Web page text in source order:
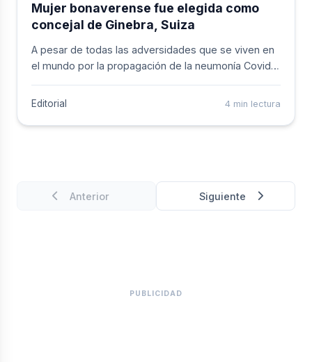
Mujer bonaverense fue elegida como
concejal de Ginebra, Suiza
A pesar de todas las adversidades que se viven en
el mundo por la propagación de la neumonía Covid-
para contener dicha enfermedad, el 14 de marzo de
Especial con la llegada al Concejo de Ginebra, Suiza,
Editorial 4 min lectura
Anterior Siguiente
PUBLICIDAD